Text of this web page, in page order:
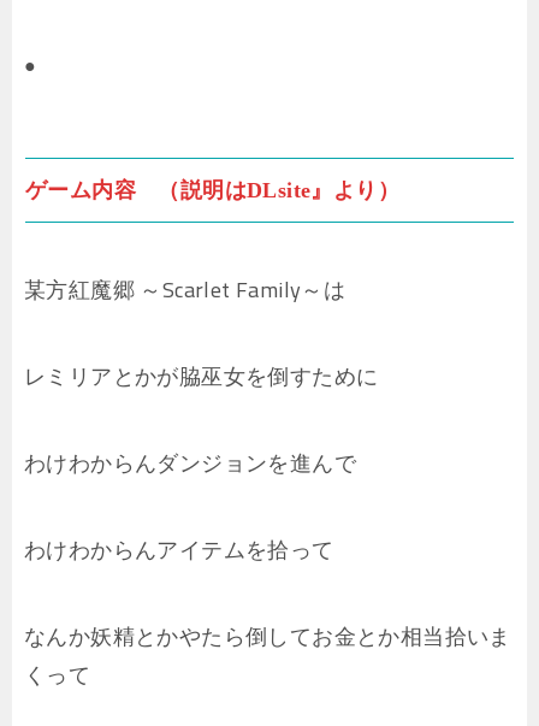
●
ゲーム内容 （説明はDLsite』より）
某方紅魔郷 ～Scarlet Family～は
レミリアとかが脇巫女を倒すために
わけわからんダンジョンを進んで
わけわからんアイテムを拾って
なんか妖精とかやたら倒してお金とか相当拾いま
くって